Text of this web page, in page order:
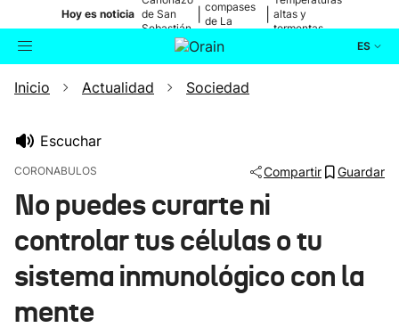
Hoy es noticia de San
Sebastián
compases
de La
altas y
tormentas
ES
Buscador Actualidad
Ikusmiran
Eguraldia
Inicio Actualidad Sociedad
Escuchar
CORONABULOS Compartir Guardar
No puedes curarte ni
controlar tus células o tu
sistema inmunológico con la
mente